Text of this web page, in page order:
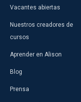
Vacantes abiertas
Nuestros creadores de
cursos
Aprender en Alison
Blog
Prensa